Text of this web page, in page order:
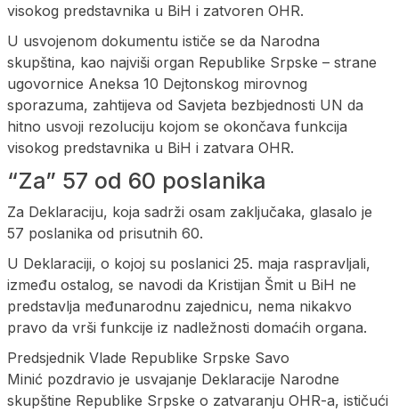
visokog predstavnika u BiH i zatvoren OHR.
U usvojenom dokumentu ističe se da Narodna
skupština, kao najviši organ Republike Srpske – strane
ugovornice Aneksa 10 Dejtonskog mirovnog
sporazuma, zahtijeva od Savjeta bezbjednosti UN da
hitno usvoji rezoluciju kojom se okončava funkcija
visokog predstavnika u BiH i zatvara OHR.
“Za” 57 od 60 poslanika
Za Deklaraciju, koja sadrži osam zaključaka, glasalo je
57 poslanika od prisutnih 60.
U Deklaraciji, o kojoj su poslanici 25. maja raspravljali,
između ostalog, se navodi da Kristijan Šmit u BiH ne
predstavlja međunarodnu zajednicu, nema nikakvo
pravo da vrši funkcije iz nadležnosti domaćih organa.
Predsjednik Vlade Republike Srpske Savo
Minić pozdravio je usvajanje Deklaracije Narodne
skupštine Republike Srpske o zatvaranju OHR-a, ističući